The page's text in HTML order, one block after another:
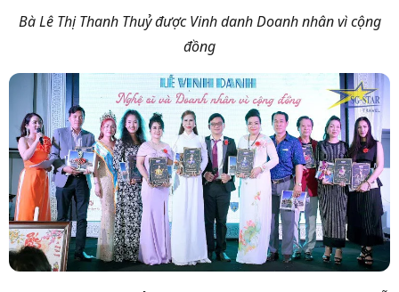
Bà Lê Thị Thanh Thuỷ được Vinh danh Doanh nhân vì cộng
đồng